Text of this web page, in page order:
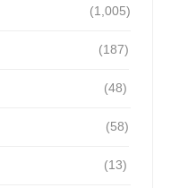
(1,005)
(187)
(48)
(58)
(13)